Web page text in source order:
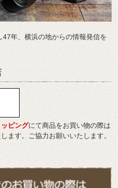
年、横浜の地からの情報発信を
ピングにて商品をお買い物の際は
ます。ご協力お願いいたします。